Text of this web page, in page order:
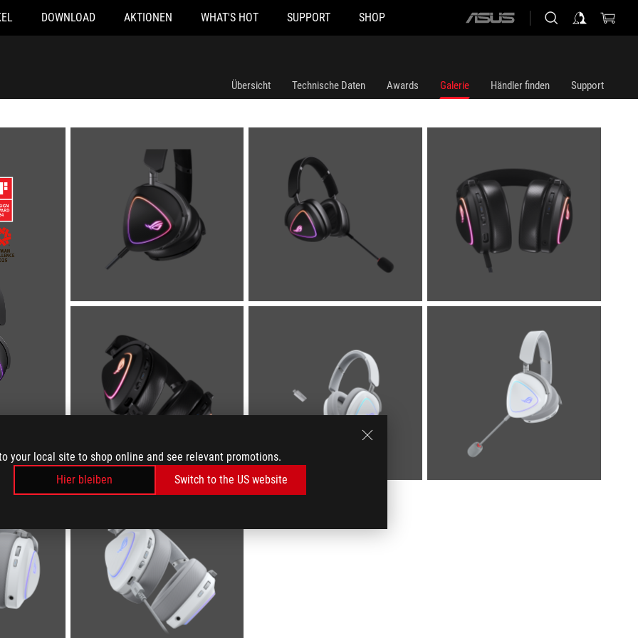
your local site to shop online and see relevant promotions.
Hier bleiben
Switch to the US website
DOWNLOAD AKTIONEN WHAT'S HOT SUPPORT SHOP
ASUS
Übersicht Technische Daten Awards Galerie Händler finden Support